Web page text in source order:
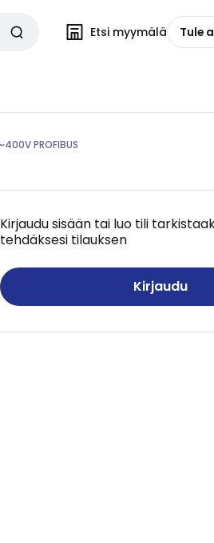
Etsi myymälä Tule
PROFIBUS
Kirjaudu sisään tai luo tili
tehdäksesi tilauksen
Kirjaudu